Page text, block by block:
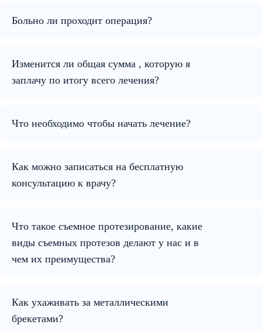
Больно ли проходит операция?
Изменится ли общая сумма , которую я
заплачу по итогу всего лечения?
Что необходимо чтобы начать лечение?
Как можно записаться на бесплатную
консультацию к врачу?
Что такое съемное протезирование, какие
виды съемных протезов делают у нас и в
чем их преимущества?
Как ухаживать за металлическими
брекетами?